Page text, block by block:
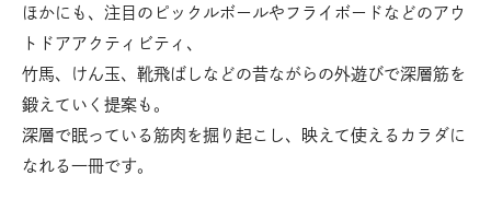
ほかにも、注目のピックルボールやフライボードなどのアウ
トドアアクティビティ、
竹馬、けん玉、靴飛ばしなどの昔ながらの外遊びで深層筋を
鍛えていく提案も。
深層で眠っている筋肉を掘り起こし、映えて使えるカラダに
なれる一冊です。